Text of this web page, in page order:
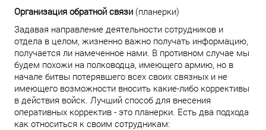
Организация обратной связи (планерки)
Задавая направление деятельности сотрудников и
отдела в целом, жизненно важно получать информацию,
получается ли намеченное нами. В противном случае мы
будем похожи на полководца, имеющего армию, но в
начале битвы потерявшего всех своих связных и не
имеющего возможности вносить какие-либо коррективы
в действия войск. Лучший способ для внесения
оперативных корректив - это планерки. Есть два подхода
как относиться к своим сотрудникам: